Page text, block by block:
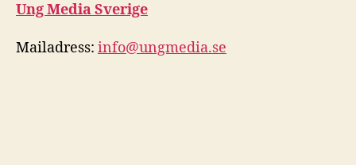
Ung Media Sverige
Mailadress: info@ungmedia.se